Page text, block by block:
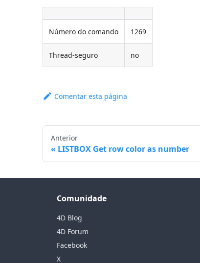
Número do comando 1269
Thread-seguro no
Comentar esta página
Anterior
LISTBOX Get row color as number
Comunidade
4D Blog
4D Forum
Facebook
X